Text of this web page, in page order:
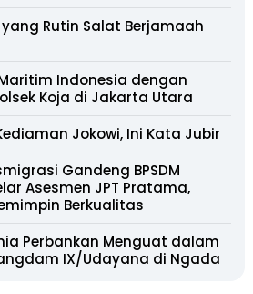
Rutin Salat Berjamaah
Indonesia dengan
Koja di Jakarta Utara
Jokowi, Ini Kata Jubir
Gandeng BPSDM
Asesmen JPT Pratama,
Berkualitas
Perbankan Menguat dalam
IX/Udayana di Ngada